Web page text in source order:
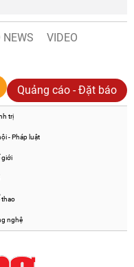
NEWS
VIDEO
Quảng cáo - Đặt báo
trị
- Pháp luật
giới
thao
nghệ